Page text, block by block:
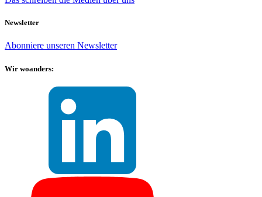
Newsletter
Abonniere unseren Newsletter
Wir woanders: